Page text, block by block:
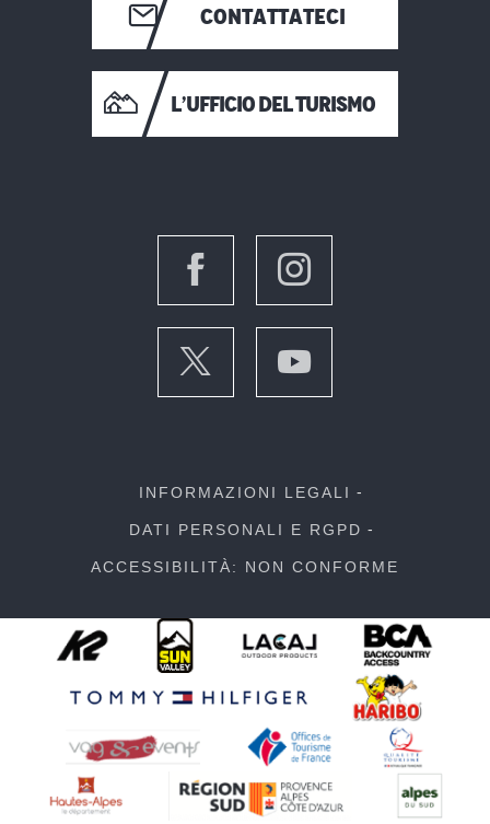
CONTATTATECI
L’UFFICIO DEL TURISMO
INFORMAZIONI LEGALI
DATI PERSONALI E RGPD
ACCESSIBILITÀ: NON CONFORME